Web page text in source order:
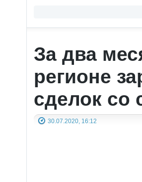
За два
регионе
сделок со
30.07.2020, 16:12